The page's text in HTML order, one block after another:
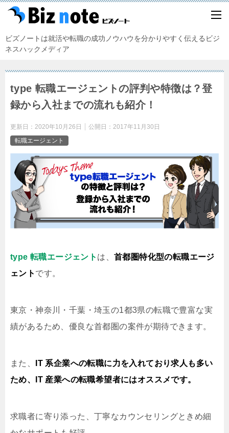
ビズノートは就活や転職の成功ノウハウを分かりやすく伝えるビジ
ネスハックメディア
type 転職エージェントの評判や特徴は？登
録から入社までの流れも紹介！
更新日： 2020年10月26日 公開日： 2017年11月30日
転職エージェント
type 転職エージェント は、首都圏特化型の転職エージ
ェント です。
東京・神奈川・千葉・埼玉の1都3県の転職で豊富な実
績があるため、優良な首都圏の案件が期待できます。
また、
IT 系企業への転職に力を入れており求人も多い
ため、IT 産業への転職希望者にはオススメです。
求職者に寄り添った、丁寧なカウンセリングときめ細